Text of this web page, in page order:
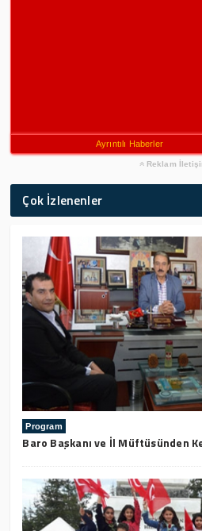
Ayrıntılı Haberler
Reklam
Çok İzlenenler
Program
Baro Başkanı ve İl Müftüsünden